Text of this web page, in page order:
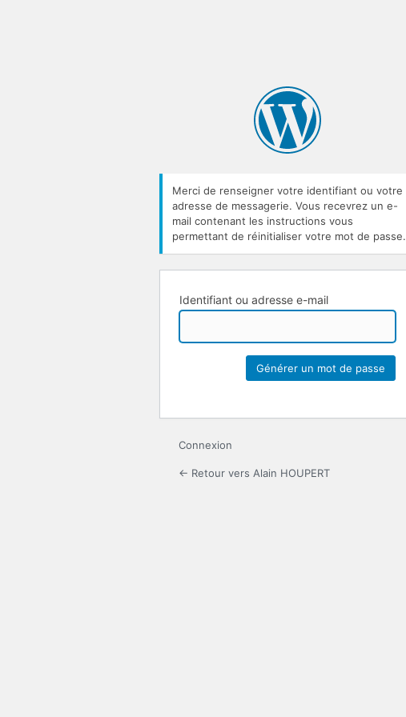
Merci de renseigner votre identifiant ou votre
adresse de messagerie. Vous recevrez un e-
mail contenant les instructions vous
permettant de réinitialiser votre mot de passe.
Identifiant ou adresse e-mail
Connexion
← Retour vers Alain HOUPERT